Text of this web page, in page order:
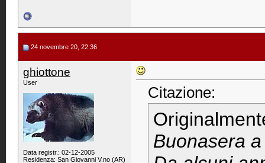
24 novembre 20, 22:36
ghiottone
User
Data registr.: 02-12-2005
Residenza: San Giovanni V.no (AR)
Citazione:
Buonasera